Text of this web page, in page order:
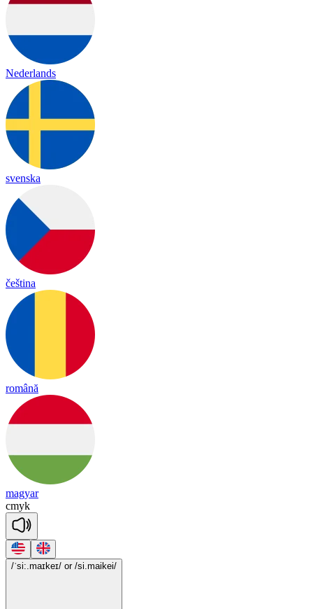
Nederlands
svenska
čeština
română
magyar
cmyk
/ˈsi:.maɪkeɪ/ or /si.maikei/